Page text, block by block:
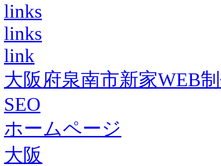
links
links
link
大阪府泉南市新家WEB
SEO
ホームページ
大阪